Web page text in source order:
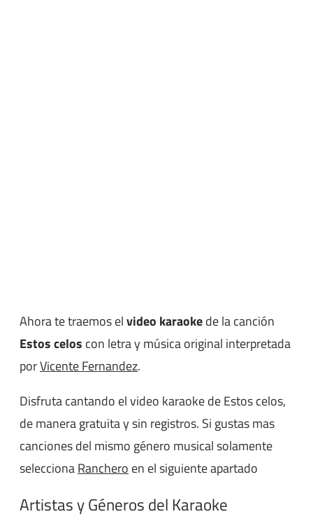
Ahora te traemos elvideo karaokede la canción
Estos celos con letra y música original interpretada
porVicente Fernandez.
Disfruta cantando el video karaoke de Estos celos,
de manera gratuita y sin registros. Si gustas mas
canciones del mismo género musical solamente
seleccionaRanchero en el siguiente apartado
Artistas y Géneros del Karaoke